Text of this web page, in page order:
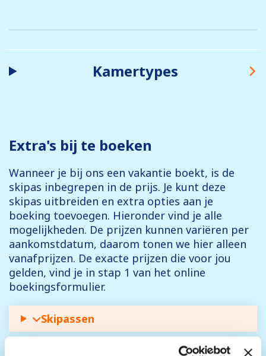
Kamertypes
Extra's bij te boeken
Wanneer je bij ons een vakantie boekt, is de
skipas inbegrepen in de prijs. Je kunt deze
skipas uitbreiden en extra opties aan je
boeking toevoegen. Hieronder vind je alle
mogelijkheden. De prijzen kunnen variëren per
aankomstdatum, daarom tonen we hier alleen
vanafprijzen. De exacte prijzen die voor jou
gelden, vind je in stap 1 van het online
boekingsformulier.
Skipassen